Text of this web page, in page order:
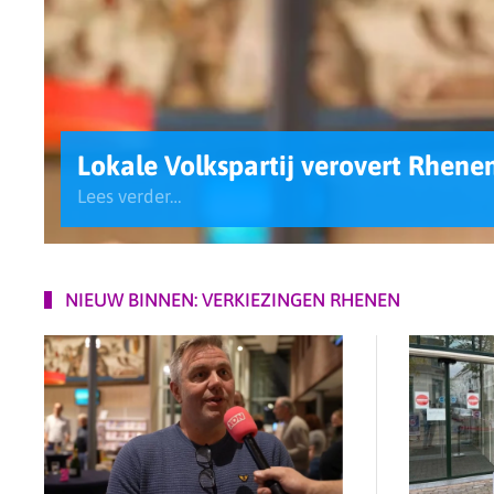
Lokale Volkspartij verovert
Lees verder…
NIEUW BINNEN: VERKIEZINGEN RHENEN